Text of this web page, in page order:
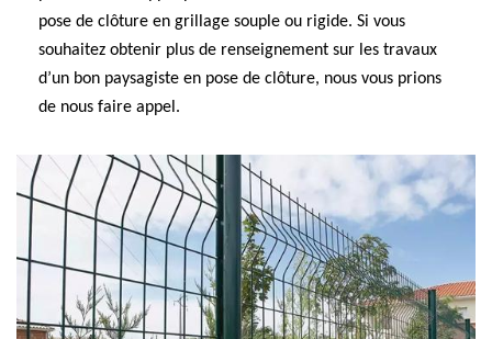
pose de clôture en grillage souple ou rigide. Si vous
souhaitez obtenir plus de renseignement sur les travaux
d’un bon paysagiste en pose de clôture, nous vous prions
de nous faire appel.